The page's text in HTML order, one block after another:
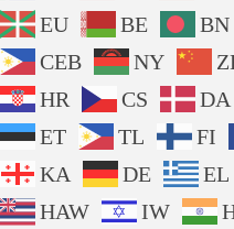
EU
BE BN
CEB
NY
HR
CS DA
ET
TL FI
KA
DE EL
HAW
IW